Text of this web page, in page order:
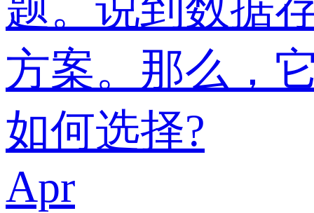
方案。那么，
如何选择?
Apr